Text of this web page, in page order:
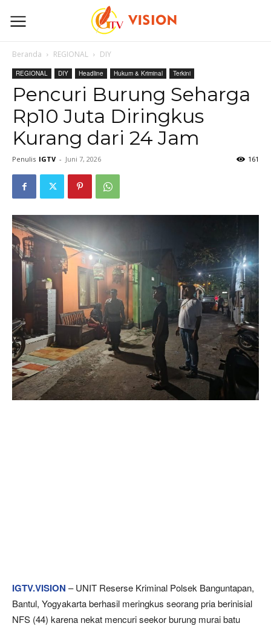
Beranda REGIONAL DIY
REGIONAL DIY Headline Hukum & Kriminal Terkini
Pencuri Burung Seharga
Rp10 Juta Diringkus
Kurang dari 24 Jam
Penulis IGTV - Juni 7, 2026 161
IGTV.VISION – UNIT Reserse Kriminal Polsek Banguntapan,
Bantul, Yogyakarta berhasil meringkus seorang pria berinisial
NFS (44) karena nekat mencuri seekor burung murai batu